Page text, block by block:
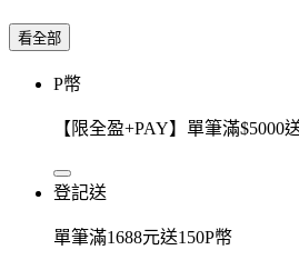
看全部
P幣
【限全盈+PAY】單筆滿$5000
登記送
單筆滿1688元送150P幣